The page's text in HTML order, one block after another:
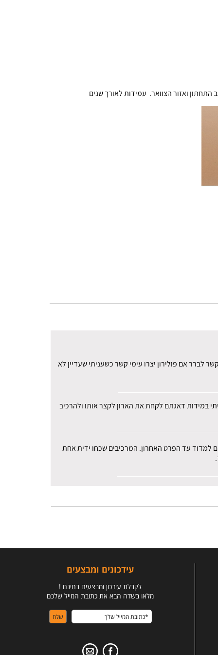
ואזור הצוואר. עמידות לאורך שנים
לברר אם פולירון יצרו עימי קשר כשעניתי שעדיין לא
במידות דאגתם לקחת את הארון לקצר אותו ולהרכיב
למדוד עד הפרט האחרון. המרכיבים שכחו ידית אחת
עידכונים ומבצעים
לקבלת עידכון ומבצעים בחינם !
מלאו בשדה הבא את כתובת המייל שלכם